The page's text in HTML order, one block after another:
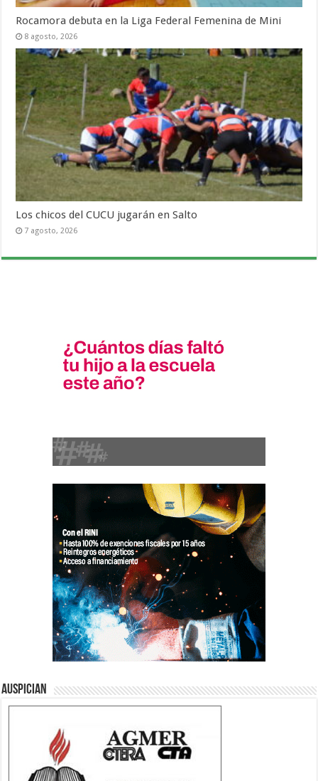
Rocamora debuta en la Liga Federal Femenina de Mini
8 agosto, 2026
Los chicos del CUCU jugarán en Salto
7 agosto, 2026
Auspician